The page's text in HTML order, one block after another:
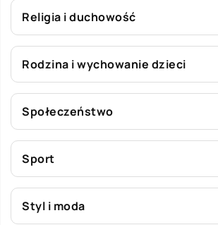
Religia i duchowość
Rodzina i wychowanie dzieci
Społeczeństwo
Sport
Styl i moda